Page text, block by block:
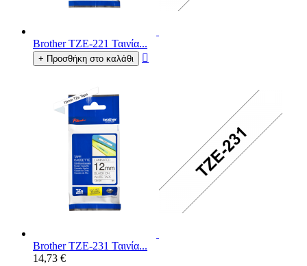
Brother TZE-221 Ταινία...
+ Προσθήκη στο καλάθι 
Brother TZE-231 Ταινία...
14,73 €